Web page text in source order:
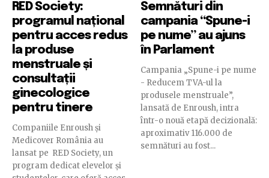
RED Society:
programul național
pentru acces redus
la produse
menstruale și
consultații
ginecologice
pentru tinere
Companiile Enroush și
Medicover România au
lansat pe RED Society, un
program dedicat elevelor și
Semnături din
campania “Spune-i
pe nume” au ajuns
în Parlament
Campania „Spune-i pe nume
- Reducem TVA-ul la
produsele menstruale”,
lansată de Enroush, intra
într-o nouă etapă decizională:
aproximativ 116.000 de
semnături au fost...